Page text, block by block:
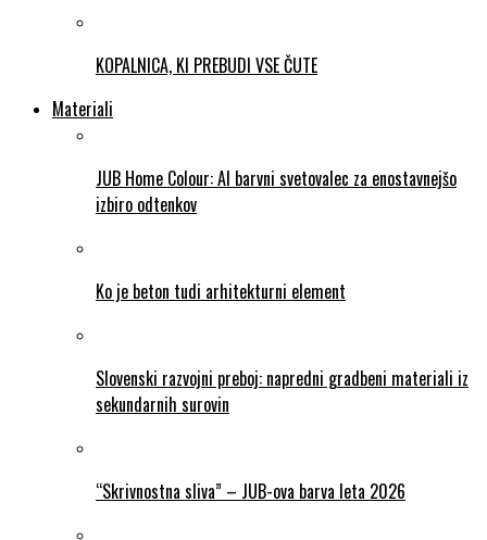
KOPALNICA, KI PREBUDI VSE ČUTE
Materiali
JUB Home Colour: AI barvni svetovalec za enostavnejšo
izbiro odtenkov
Ko je beton tudi arhitekturni element
Slovenski razvojni preboj: napredni gradbeni materiali iz
sekundarnih surovin
“Skrivnostna sliva” – JUB-ova barva leta 2026